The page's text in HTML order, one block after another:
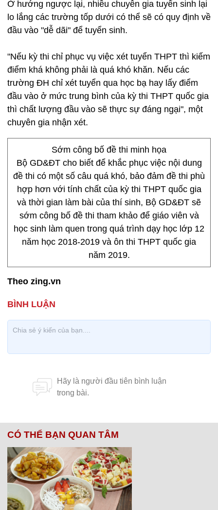
Ở hướng ngược lại, nhiều chuyên gia tuyển sinh lại
lo lắng các trường tốp dưới có thể sẽ có quy định về
đầu vào "dễ dãi" để tuyển sinh.
"Nếu kỳ thi chỉ phục vụ việc xét tuyển THPT thì kiếm
điểm khá không phải là quá khó khăn. Nếu các
trường ĐH chỉ xét tuyển qua học bạ hay lấy điểm
đầu vào ở mức trung bình của kỳ thi THPT quốc gia
thì chất lượng đầu vào sẽ thực sự đáng ngại", một
chuyên gia nhận xét.
Sớm công bố đề thi minh họa
Bộ GD&ĐT cho biết để khắc phục việc nội dung
đề thi có một số câu quá khó, bảo đảm đề thi phù
hợp hơn với tính chất của kỳ thi THPT quốc gia
và thời gian làm bài của thí sinh, Bộ GD&ĐT sẽ
sớm công bố đề thi tham khảo để giáo viên và
học sinh làm quen trong quá trình dạy học lớp 12
năm học 2018-2019 và ôn thi THPT quốc gia
năm 2019.
Theo zing.vn
CÓ THỂ BẠN QUAN TÂM